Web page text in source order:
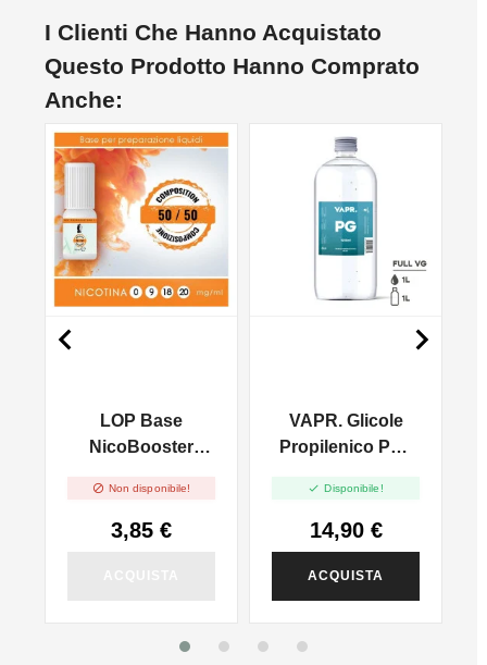
I Clienti Che Hanno Acquistato
Questo Prodotto Hanno Comprato
Anche:
LOP Base
NicoBooster
 Non disponibile!
3,85 €
VAPR. Glicole
Propilenico PG -
 Disponibile!
14,90 €
ACQUISTA
 